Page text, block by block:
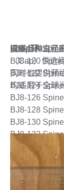
Loop环
提供各种直径
（Cap）供选
同时也提供预
均适用于全球
底座：ALS底
BJ8-118
BJ8-120
BJ8-122
BJ8-124
BJ8-126
BJ8-128
BJ8-130
BJ8-132
BJ8-200 ALS
BJ8-202 ALS
BJ8-204 ALS
BJ8-206 ALS